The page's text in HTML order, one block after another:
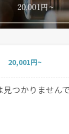
20,001円~
20,001円~
見つかりません